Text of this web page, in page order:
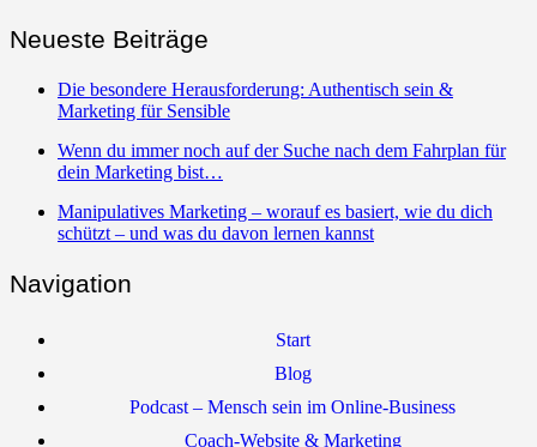
Neueste Beiträge
Die besondere Herausforderung: Authentisch sein &
Marketing für Sensible
Wenn du immer noch auf der Suche nach dem Fahrplan für
dein Marketing bist…
Manipulatives Marketing – worauf es basiert, wie du dich
schützt – und was du davon lernen kannst
Navigation
Start
Blog
Podcast – Mensch sein im Online-Business
Coach-Website & Marketing